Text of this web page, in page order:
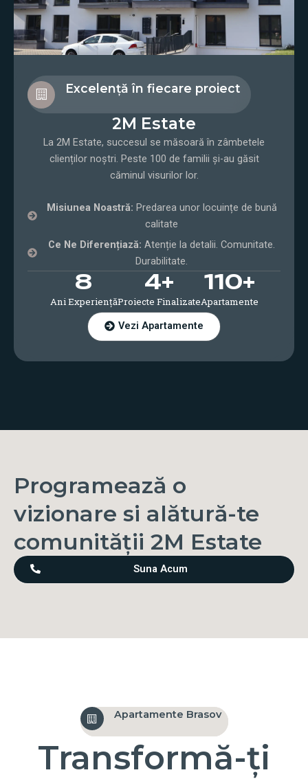
Excelență în fiecare proiect
2M Estate
La 2M Estate, succesul se măsoară în zâmbetele
clienților noștri. Peste 100 de familii și-au găsit
căminul visurilor lor.
Misiunea Noastră: Predarea unor locuințe de bună
calitate
Ce Ne Diferențiază: Atenție la detalii. Comunitate.
Durabilitate.
8
Ani Experiență
4+
Proiecte Finalizate
110+
Apartamente
Vezi Apartamente
Programează o
vizionare si alătură-te
comunității 2M Estate
Suna Acum
Apartamente Brasov
Transformă-ți